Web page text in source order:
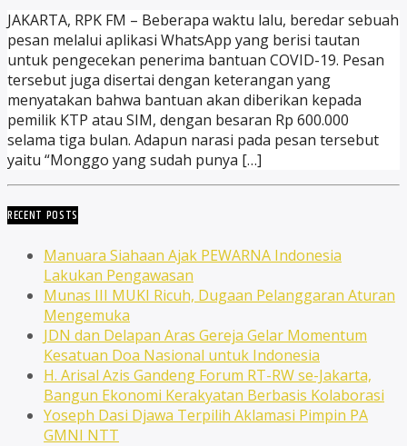
JAKARTA, RPK FM – Beberapa waktu lalu, beredar sebuah
pesan melalui aplikasi WhatsApp yang berisi tautan
untuk pengecekan penerima bantuan COVID-19. Pesan
tersebut juga disertai dengan keterangan yang
menyatakan bahwa bantuan akan diberikan kepada
pemilik KTP atau SIM, dengan besaran Rp 600.000
selama tiga bulan. Adapun narasi pada pesan tersebut
yaitu “Monggo yang sudah punya […]
RECENT POSTS
Manuara Siahaan Ajak PEWARNA Indonesia
Lakukan Pengawasan
Munas III MUKI Ricuh, Dugaan Pelanggaran Aturan
Mengemuka
JDN dan Delapan Aras Gereja Gelar Momentum
Kesatuan Doa Nasional untuk Indonesia
H. Arisal Azis Gandeng Forum RT-RW se-Jakarta,
Bangun Ekonomi Kerakyatan Berbasis Kolaborasi
Yoseph Dasi Djawa Terpilih Aklamasi Pimpin PA
GMNI NTT